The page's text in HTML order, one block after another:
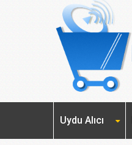
Uydu Alıcı